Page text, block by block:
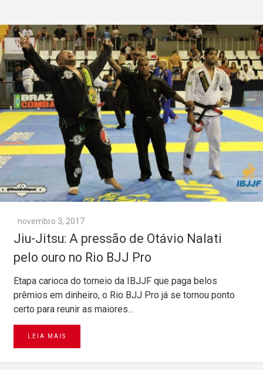
novembro 3, 2017
Jiu-Jitsu: A pressão de Otávio Nalati
pelo ouro no Rio BJJ Pro
Etapa carioca do torneio da IBJJF que paga belos
prêmios em dinheiro, o Rio BJJ Pro já se tornou ponto
certo para reunir as maiores…
LEIA MAIS